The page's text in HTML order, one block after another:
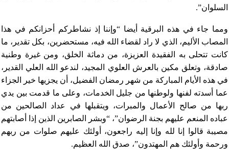
السلوان”.
ومما جاء في هذه البرقية أيضا “وإننا إذ نشاطركم أحزانكم في هذا
المصاب الأليم، الذي لا راد لقضاء الله فيه، مستحضرين، بكل تقدير، ما
كانت تتحلى به الفقيدة العزيزة، من دماثة الخلق، ومن غيرة وطنية
صادقة، وتعلق مكين بالعرش العلوي المجيد، لندعو الله العلي القدير،
في هذه الأيام المباركة من شهر رمضان الفضيل، أن يجزيها خير الجزاء
عما أسدته لفنها ولوطنها من جليل الخدمات، وعلى ما قدمت بين يدي
ربها من صالح الأعمال والمبرات، ويتقبلها في عداد الصالحين من
عباده المنعم عليهم بجنة الرضوان”، “وبشر الصابرين الذين إذا أصابتهم
مصيبة قالوا إنا لله وإنا إليه راجعون، أولئك عليهم صلوات من ربهم
ورحمة وأولئك هم المهتدون”، صدق الله العظيم.